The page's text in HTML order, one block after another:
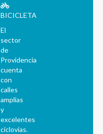
BICICLETA
El
sector
de
Providencia
cuenta
con
calles
amplias
y
excelentes
ciclovías.